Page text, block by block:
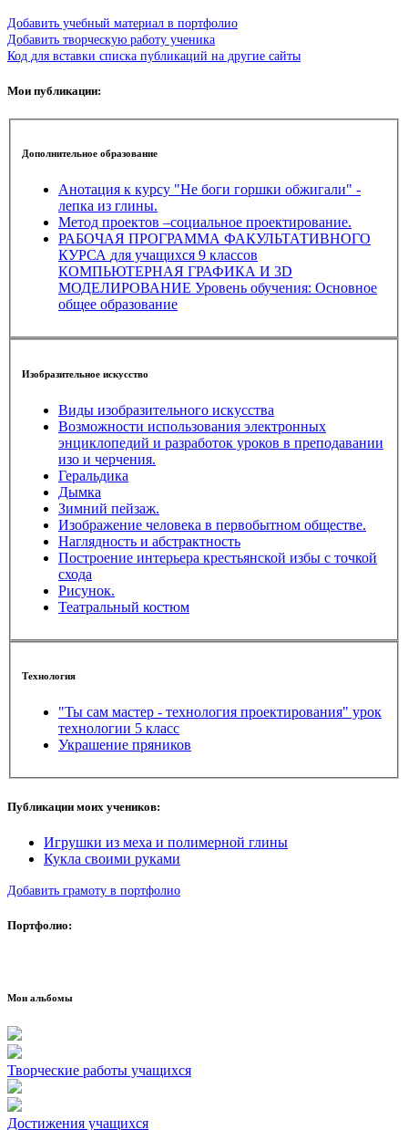
Добавить учебный материал в портфолио
Добавить творческую работу ученика
Код для вставки списка публикаций на другие сайты
Мои публикации:
Дополнительное образование
Анотация к курсу "Не боги горшки обжигали" -
лепка из глины.
Метод проектов –социальное проектирование.
РАБОЧАЯ ПРОГРАММА ФАКУЛЬТАТИВНОГО
КУРСА для учащихся 9 классов
КОМПЬЮТЕРНАЯ ГРАФИКА И 3D
МОДЕЛИРОВАНИЕ Уровень обучения: Основное
общее образование
Изобразительное искусство
Виды изобразительного искусства
Возможности использования электронных
энциклопедий и разработок уроков в преподавании
изо и черчения.
Геральдика
Дымка
Зимний пейзаж.
Изображение человека в первобытном обществе.
Наглядность и абстрактность
Построение интерьера крестьянской избы с точкой
схода
Рисунок.
Театральный костюм
Технология
"Ты сам мастер - технология проектирования" урок
технологии 5 класс
Украшение пряников
Публикации моих учеников:
Игрушки из меха и полимерной глины
Кукла своими руками
Добавить грамоту в портфолио
Портфолио:
Мои альбомы
Творческие работы учащихся
Достижения учащихся